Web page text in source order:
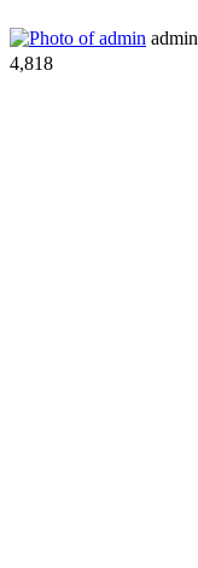
admin
4,818